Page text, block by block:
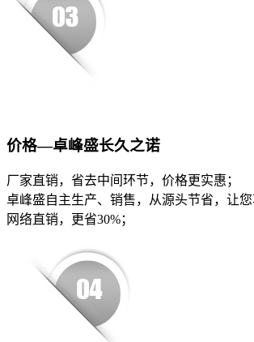
价格—卓峰盛长久之诺
厂家直销，省去中间环节，价格更实惠；
卓峰盛自主生产、销售，从源头节省，让您
网络直销，更省30%；